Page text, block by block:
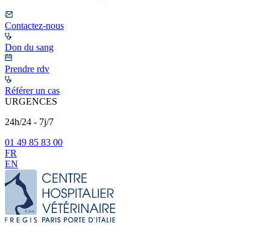
Contactez-nous
Don du sang
Prendre rdv
Référer un cas
URGENCES
24h/24 - 7j/7
01 49 85 83 00
FR
EN